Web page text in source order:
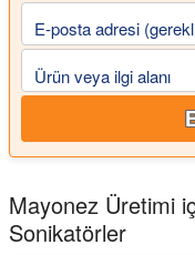
E-posta adresi
Ürün veya ilgi alanı
Mayonez Üretimi
Sonikatörler